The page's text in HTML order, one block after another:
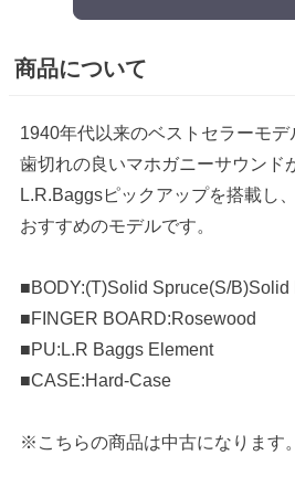
商品について
1940年代以来のベストセラーモデ
歯切れの良いマホガニーサウンド
L.R.Baggsピックアップを搭載し
おすすめのモデルです。
■BODY:(T)Solid Spruce(S/B)Solid
■FINGER BOARD:Rosewood
■PU:L.R Baggs Element
■CASE:Hard-Case
※こちらの商品は中古になります。